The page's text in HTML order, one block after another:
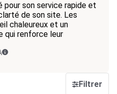
son service rapide et
de son site. Les
chaleureux et un
qui renforce leur
Filtrer